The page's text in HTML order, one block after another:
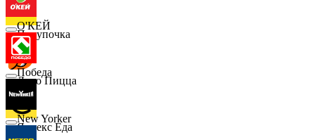
Покупочка
Додо Пицца
Яндекс Еда
О'КЕЙ
Победа
New Yorker